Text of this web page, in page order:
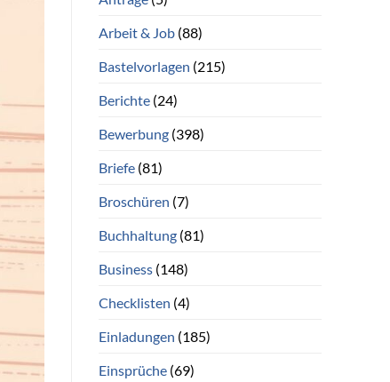
Arbeit & Job(88)
Bastelvorlagen (215)
Berichte(24)
Bewerbung(398)
Briefe(81)
Broschüren (7)
Buchhaltung(81)
Business(148)
Checklisten (4)
Einladungen (185)
Einsprüche(69)